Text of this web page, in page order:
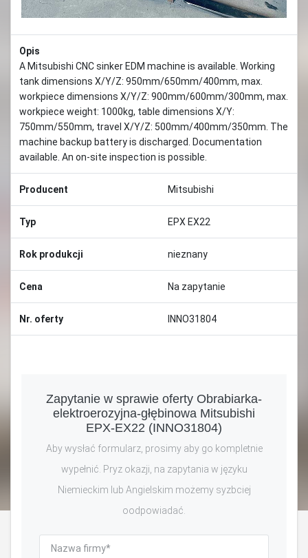
Opis
A Mitsubishi CNC sinker EDM machine is available. Working
tank dimensions X/Y/Z: 950mm/650mm/400mm, max.
workpiece dimensions X/Y/Z: 900mm/600mm/300mm, max.
workpiece weight: 1000kg, table dimensions X/Y:
750mm/550mm, travel X/Y/Z: 500mm/400mm/350mm. The
machine backup battery is discharged. Documentation
available. An on-site inspection is possible.
Producent Mitsubishi
Typ EPX EX22
Rok produkcji nieznany
Cena Na zapytanie
Nr. oferty INNO31804
Zapytanie w sprawie oferty Obrabiarka-
elektroerozyjna-głębinowa Mitsubishi
EPX-EX22 (INNO31804)
Aby wysłać formularz, prosimy aby go kompletnie
wypełnić. Pryz okazji, na zapytania w języku
Niemieckim lub Angielskim możemy syzbciej
oodpowiadać.